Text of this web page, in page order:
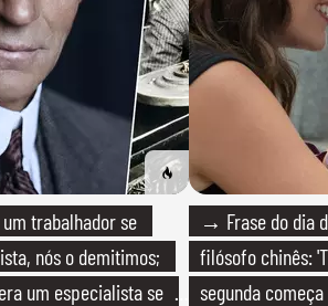
trabalhador se
nós o demitimos;
um especialista se
→ Frase do dia
filósofo chinês:
segunda